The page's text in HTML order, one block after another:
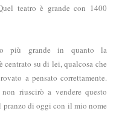
teatro è grande con 1400
più grande in quanto la
su di lei, qualcosa che
a pensato correttamente.
riuscirò a vendere questo
pranzo di oggi con il mio nome